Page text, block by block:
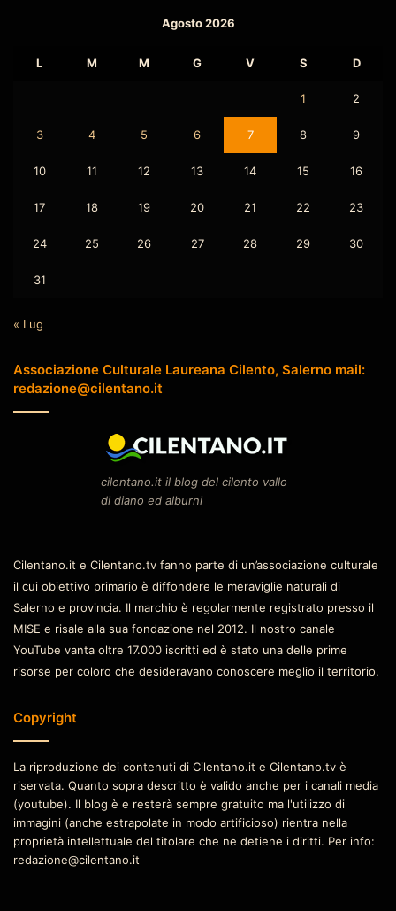
Agosto 2026
L M M G V S D
1 2
3 4 5 6 7 8 9
10 11 12 13 14 15 16
17 18 19 20 21 22 23
24 25 26 27 28 29 30
31
« Lug
Associazione Culturale Laureana Cilento, Salerno mail:
redazione@cilentano.it
cilentano.it il blog del cilento vallo
di diano ed alburni
Cilentano.it e Cilentano.tv fanno parte di un’associazione culturale
il cui obiettivo primario è diffondere le meraviglie naturali di
Salerno e provincia. Il marchio è regolarmente registrato presso il
MISE e risale alla sua fondazione nel 2012. Il nostro canale
YouTube vanta oltre 17.000 iscritti ed è stato una delle prime
risorse per coloro che desideravano conoscere meglio il territorio.
Copyright
La riproduzione dei contenuti di Cilentano.it e Cilentano.tv è
riservata. Quanto sopra descritto è valido anche per i canali media
(youtube). Il blog è e resterà sempre gratuito ma l'utilizzo di
immagini (anche estrapolate in modo artificioso) rientra nella
proprietà intellettuale del titolare che ne detiene i diritti. Per info:
redazione@cilentano.it